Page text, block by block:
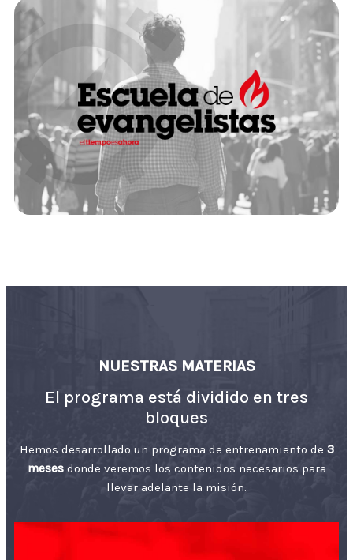
NUESTRAS MATERIAS
El programa está dividido en tres
bloques
Hemos desarrollado un programa de entrenamiento de 3
mesesdonde veremos los contenidos necesarios para
llevar adelante la misión.